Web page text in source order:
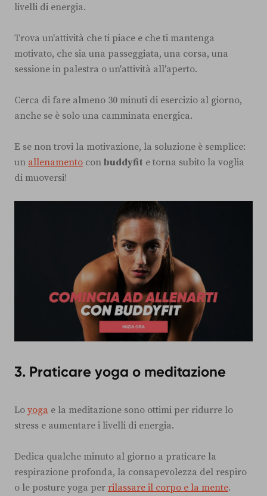
livelli di energia.
Trova un'attività che ti piace e che ti mantenga
motivato, che sia una passeggiata, una corsa, una
sessione in palestra o un'attività all'aperto.
Cerca di fare almeno 30 minuti di esercizio al giorno,
anche se è solo una camminata energica.
E se non trovi la motivazione, la soluzione è semplice:
un allenamento con buddyfit e torna subito la voglia
di muoversi!
3. Praticare yoga o meditazione
Lo yoga e la meditazione sono ottimi per ridurre lo
stress e aumentare i livelli di energia.
Dedica qualche minuto al giorno a praticare la
respirazione profonda, la consapevolezza del respiro
o le posture yoga per rilassare il corpo e la mente.